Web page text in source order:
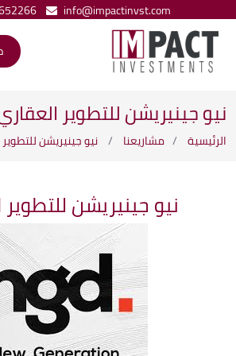
info@impactinvst.com
نيو جينيريشن للتطوير
الرئيسية مشاريعنا نيو جينيريشن
نيو جينيريشن